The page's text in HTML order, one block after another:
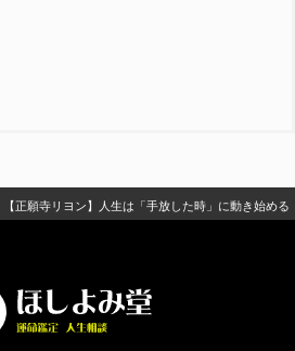
正願寺リヨン】人生は「手放した時」に動き始める